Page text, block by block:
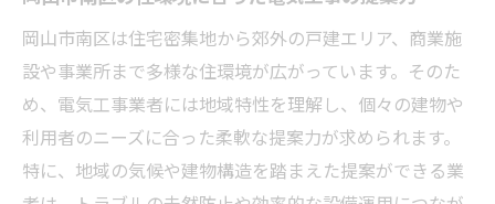
岡山市南区は住宅密集地から郊外の戸建エリア、商業施
設や事業所まで多様な住環境が広がっています。そのた
め、電気工事業者には地域特性を理解し、個々の建物や
利用者のニーズに合った柔軟な提案力が求められます。
特に、地域の気候や建物構造を踏まえた提案ができる業